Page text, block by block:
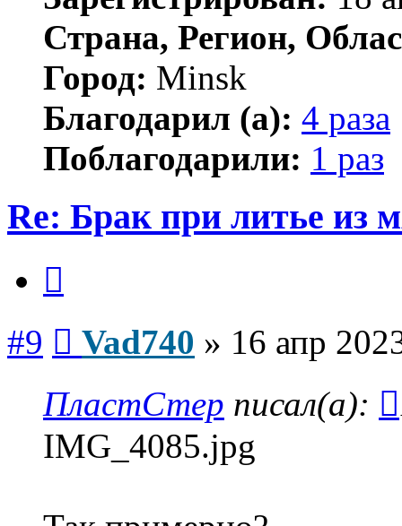
Страна, Регион,
Город: Minsk
Благодарил (а): 4 раза
Поблагодарили: 1 раз
Re: Брак при литье из
#9 Vad740 » 16 апр
ПластСтер писал(а):
IMG_4085.jpg